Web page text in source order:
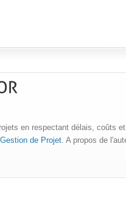
en respectant délais, coûts
Gestion de Projet. A propos de